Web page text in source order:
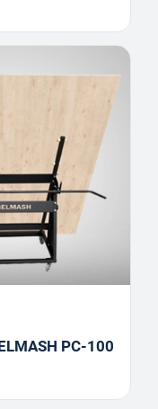
PC-100